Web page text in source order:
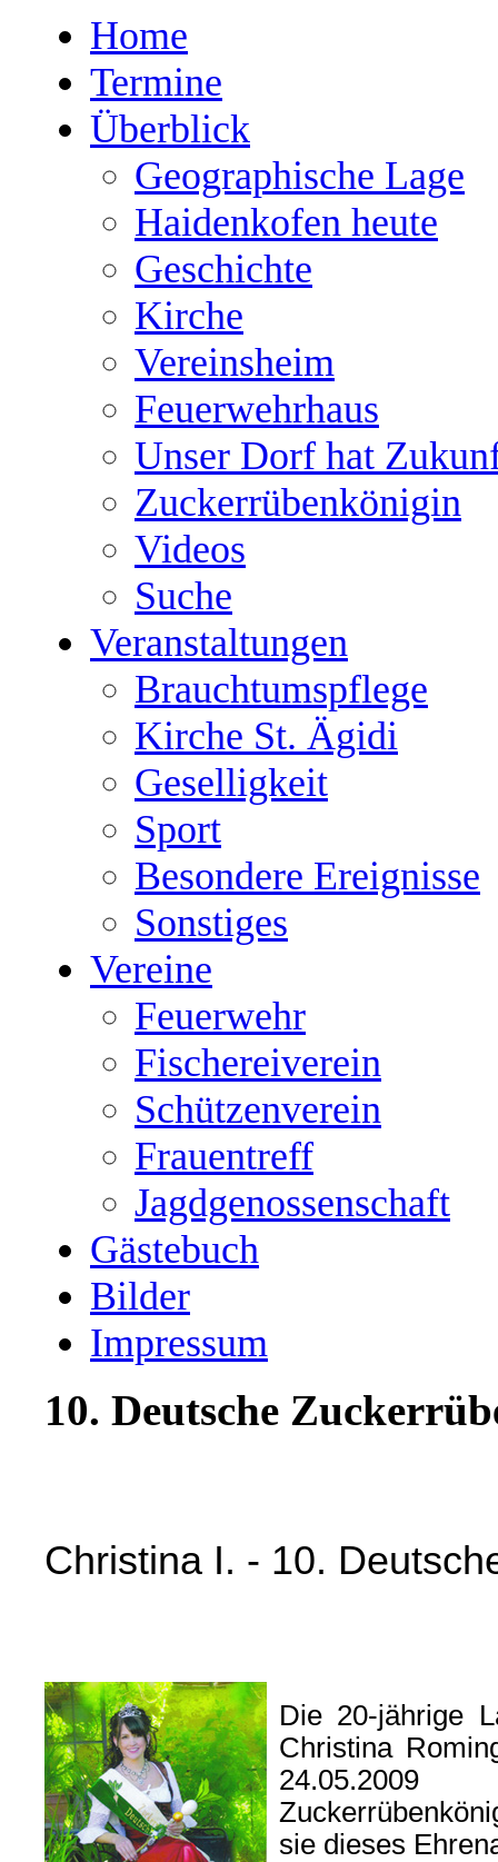
Home
Termine
Überblick
Geographische Lage
Haidenkofen heute
Geschichte
Kirche
Vereinsheim
Feuerwehrhaus
Unser Dorf hat
Zuckerrübenkönigin
Videos
Suche
Veranstaltungen
Brauchtumspflege
Kirche St. Ägidi
Geselligkeit
Sport
Besondere Ereignisse
Sonstiges
Vereine
Feuerwehr
Fischereiverein
Schützenverein
Frauentreff
Jagdgenossenschaft
Gästebuch
Bilder
Impressum
10. Deutsche
Christina I. - 10.
Die 20-jährige
Christina
sie dieses